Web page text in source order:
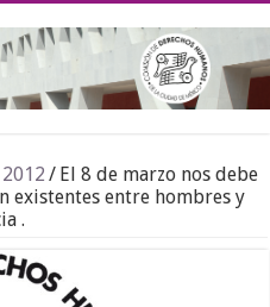
/ El 8 de marzo nos debe
existentes entre hombres y
.